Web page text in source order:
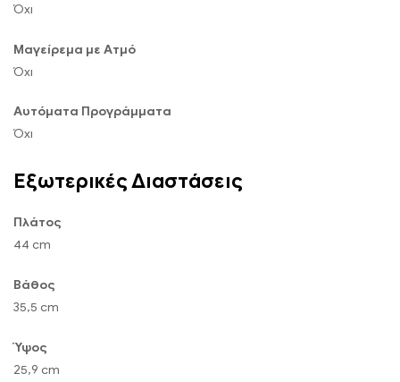
Όχι
Μαγείρεμα με Ατμό
Όχι
Αυτόματα Προγράμματα
Όχι
Εξωτερικές Διαστάσεις
Πλάτος
44 cm
Βάθος
35,5 cm
Ύψος
25,9 cm